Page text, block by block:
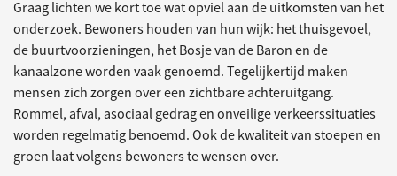
Graag lichten we kort toe wat opviel aan de uitkomsten van het
onderzoek. Bewoners houden van hun wijk: het thuisgevoel,
de buurtvoorzieningen, het Bosje van de Baron en de
kanaalzone worden vaak genoemd. Tegelijkertijd maken
mensen zich zorgen over een zichtbare achteruitgang.
Rommel, afval, asociaal gedrag en onveilige verkeerssituaties
worden regelmatig benoemd. Ook de kwaliteit van stoepen en
groen laat volgens bewoners te wensen over.